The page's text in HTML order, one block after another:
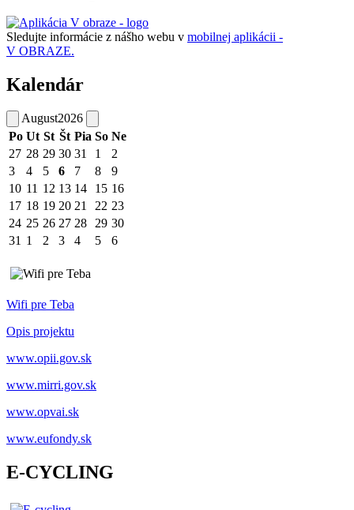
Sledujte informácie z nášho webu v mobilnej aplikácii -
V OBRAZE.
Kalendár
August2026
Po Ut St Št Pia So Ne
27 28 29 30 31 1
2
3
4 5 6 7 8
9
10 11 12 13 14 15 16
17 18 19 20 21 22 23
24 25 26 27 28 29 30
31 1 2 3 4 5 6
Wifi pre Teba
Opis projektu
www.opii.gov.sk
www.mirri.gov.sk
www.opvai.sk
www.eufondy.sk
E-CYCLING